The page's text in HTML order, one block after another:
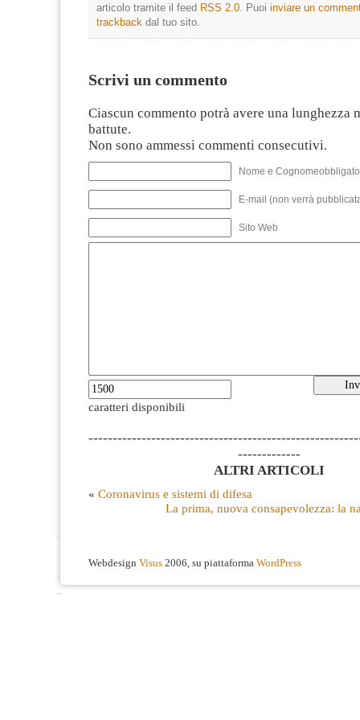
articolo tramite il feed RSS 2.0 . Puoi inviare un
trackback dal tuo sito.
Scrivi un commento
Ciascun commento potrà avere una lunghezza
battute.
Non sono ammessi commenti consecutivi.
Nome e
E-mail (non verrà
Sito Web
caratteri disponibili
-------------
ALTRI ARTICOLI
« Coronavirus e sistemi di difesa
La prima, nuova consapevolezza: la
Webdesign Visus 2006, su piattaforma WordPress